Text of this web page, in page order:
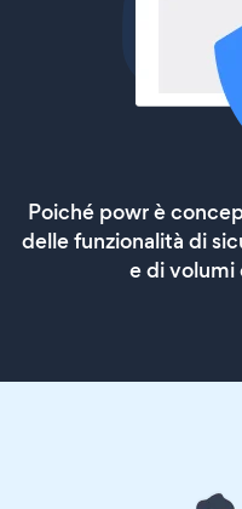
Poiché powr è
delle funzionalità di
e di volumi